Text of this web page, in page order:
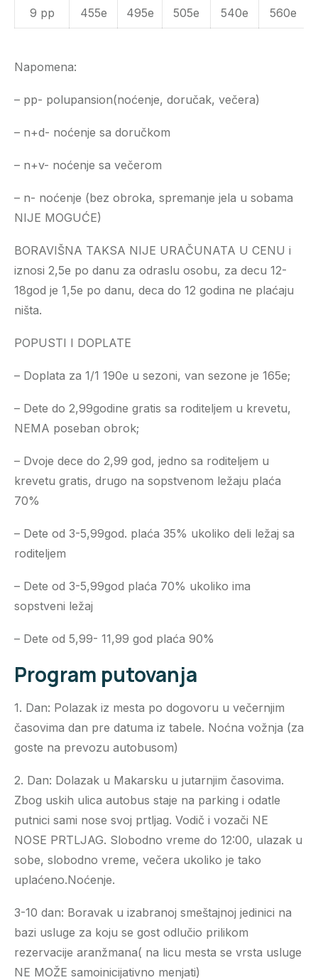
9 pp 455e 495e 505e 540e 560e
Napomena:
– pp- polupansion(noćenje, doručak, večera)
– n+d- noćenje sa doručkom
– n+v- noćenje sa večerom
– n- noćenje (bez obroka, spremanje jela u sobama
NIJE MOGUĆE)
BORAVIŠNA TAKSA NIJE URAČUNATA U CENU i
iznosi 2,5e po danu za odraslu osobu, za decu 12-
18god je 1,5e po danu, deca do 12 godina ne plaćaju
ništa.
POPUSTI I DOPLATE
– Doplata za 1/1 190e u sezoni, van sezone je 165e;
– Dete do 2,99godine gratis sa roditeljem u krevetu,
NEMA poseban obrok;
– Dvoje dece do 2,99 god, jedno sa roditeljem u
krevetu gratis, drugo na sopstvenom ležaju plaća
70%
– Dete od 3-5,99god. plaća 35% ukoliko deli ležaj sa
roditeljem
– Dete od 3-5,99god plaća 70% ukoliko ima
sopstveni ležaj
– Dete od 5,99- 11,99 god plaća 90%
Program putovanja
1. Dan: Polazak iz mesta po dogovoru u večernjim
časovima dan pre datuma iz tabele. Noćna vožnja (za
goste na prevozu autobusom)
2. Dan: Dolazak u Makarsku u jutarnjim časovima.
Zbog uskih ulica autobus staje na parking i odatle
putnici sami nose svoj prtljag. Vodič i vozači NE
NOSE PRTLJAG. Slobodno vreme do 12:00, ulazak u
sobe, slobodno vreme, večera ukoliko je tako
uplaćeno.Noćenje.
3-10 dan: Boravak u izabranoj smeštajnoj jedinici na
bazi usluge za koju se gost odlučio prilikom
rezervacije aranžmana( na licu mesta se vrsta usluge
NE MOŽE samoinicijativno menjati)